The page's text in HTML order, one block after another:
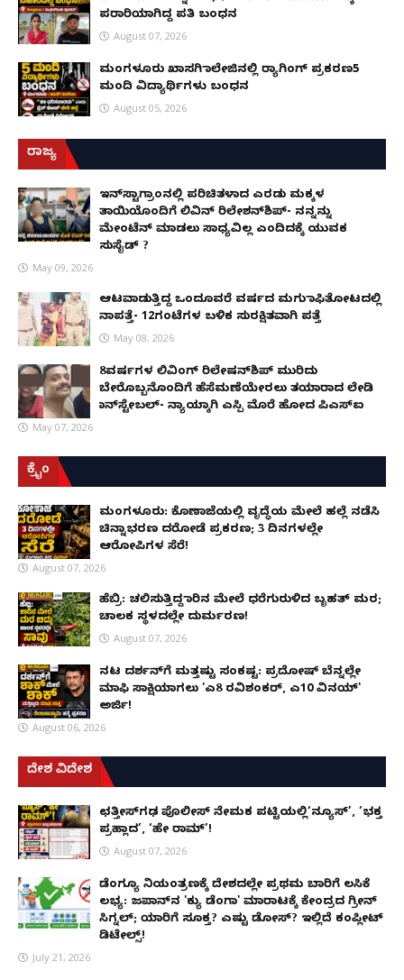
ಪರಾರಿಯಾಗಿದ್ದ ಪತಿ ಬಂಧನ
August 07, 2026
ಮಂಗಳೂರು ಖಾಸಗಿ ಕಾಲೇಜಿನಲ್ಲಿ ರ‌್ಯಾಗಿಂಗ್ ಪ್ರಕರಣ5
ಮಂದಿ ವಿದ್ಯಾರ್ಥಿಗಳು ಬಂಧನ
August 05, 2026
ರಾಜ್ಯ
ಇನ್​ಸ್ಟಾಗ್ರಾಂನಲ್ಲಿ ಪರಿಚಿತಳಾದ ಎರಡು ಮಕ್ಕಳ
ತಾಯಿಯೊಂದಿಗೆ ಲಿವಿನ್ ರಿಲೇಶನ್​ಶಿಪ್- ನನ್ನನ್ನು
ಮೇಂಟೆನ್ ಮಾಡಲು ಸಾಧ್ಯವಿಲ್ಲ ಎಂದಿದಕ್ಕೆ ಯುವಕ
ಸುಸೈಡ್ ?
May 09, 2026
ಆಟವಾಡುತ್ತಿದ್ದ ಒಂದೂವರೆ ವರ್ಷದ ಮಗು ಕಾಫಿತೋಟದಲ್ಲಿ
ನಾಪತ್ತೆ- 12ಗಂಟೆಗಳ ಬಳಿಕ ಸುರಕ್ಷಿತವಾಗಿ ಪತ್ತೆ
May 08, 2026
8ವರ್ಷಗಳ ಲಿವಿಂಗ್‌ ರಿಲೇಷನ್‌ಶಿಪ್ ಮುರಿದು
ಬೇರೊಬ್ಬನೊಂದಿಗೆ ಹೆಸೆಮಣೆಯೇರಲು ತಯಾರಾದ ಲೇಡಿ
ಕಾನ್‌ಸ್ಟೇಬಲ್- ನ್ಯಾಯಕ್ಕಾಗಿ ಎಸ್ಪಿ ಮೊರೆ ಹೋದ ಪಿಎಸ್ಐ
May 07, 2026
ಕ್ರೈಂ
ಮಂಗಳೂರು: ಕೊಣಾಜೆಯಲ್ಲಿ ವೃದ್ಧೆಯ ಮೇಲೆ ಹಲ್ಲೆ ನಡೆಸಿ
ಚಿನ್ನಾಭರಣ ದರೋಡೆ ಪ್ರಕರಣ; 3 ದಿನಗಳಲ್ಲೇ
ಆರೋಪಿಗಳ ಸೆರೆ!
August 07, 2026
ಹೆಬ್ರಿ: ಚಲಿಸುತ್ತಿದ್ದ ಕಾರಿನ ಮೇಲೆ ಧರೆಗುರುಳಿದ ಬೃಹತ್ ಮರ;
ಚಾಲಕ ಸ್ಥಳದಲ್ಲೇ ದುರ್ಮರಣ!
August 07, 2026
ನಟ ದರ್ಶನ್‌ಗೆ ಮತ್ತಷ್ಟು ಸಂಕಷ್ಟ: ಪ್ರದೋಷ್ ಬೆನ್ನಲ್ಲೇ
ಮಾಫಿ ಸಾಕ್ಷಿಯಾಗಲು 'ಎ8 ರವಿಶಂಕರ್, ಎ10 ವಿನಯ್'
ಅರ್ಜಿ!
August 06, 2026
ದೇಶ ವಿದೇಶ
ಛತ್ತೀಸ್‌ಗಢ ಪೊಲೀಸ್ ನೇಮಕ ಪಟ್ಟಿಯಲ್ಲಿ‘ನ್ಯೂಸ್’, ‘ಭಕ್ತ
ಪ್ರಹ್ಲಾದ’, ‘ಹೇ ರಾಮ್’!
August 07, 2026
ಡೆಂಗ್ಯೂ ನಿಯಂತ್ರಣಕ್ಕೆ ದೇಶದಲ್ಲೇ ಪ್ರಥಮ ಬಾರಿಗೆ ಲಸಿಕೆ
ಲಭ್ಯ: ಜಪಾನ್‌ನ 'ಕ್ಯು ಡೆಂಗಾ' ಮಾರಾಟಕ್ಕೆ ಕೇಂದ್ರದ ಗ್ರೀನ್
ಸಿಗ್ನಲ್; ಯಾರಿಗೆ ಸೂಕ್ತ? ಎಷ್ಟು ಡೋಸ್? ಇಲ್ಲಿದೆ ಕಂಪ್ಲೀಟ್
ಡಿಟೇಲ್ಸ್!
July 21, 2026